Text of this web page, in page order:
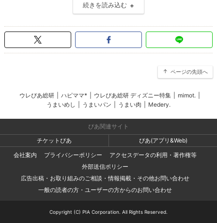
続きを読み込む
ページの先頭へ
ウレぴあ総研 ハピママ* ウレぴあ総研 ディズニー特集 mimot.
うまいめし
うまいパン うまい肉 Medery.
ぴあ関連サイト
チケットぴあ
ぴあ(アプリ&Web)
会社案内
プライバシーポリシー
アクセスデータの利用・著作権等
外部送信ポリシー
広告出稿・お取り組みのご相談・情報掲載・その他お問い合わせ
一般の読者の方・ユーザーの方からのお問い合わせ
Copyright (C) PIA Corporation. All Rights Reserved.